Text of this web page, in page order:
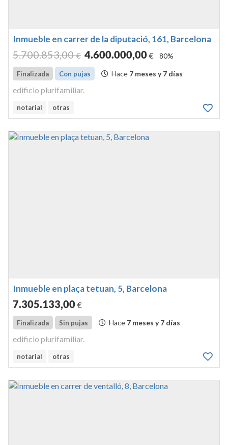
Inmueble en carrer de la diputació, 161, Barcelona
5.700.853,00 € 4.600.000,00€ 80%
Finalizada Con pujas Hace 7 meses y 7 días
edificio plurifamiliar.
notarial otras
Inmueble en plaça tetuan, 5, Barcelona
7.305.133,00€
Finalizada Sin pujas Hace 7 meses y 7 días
edificio plurifamiliar.
notarial otras